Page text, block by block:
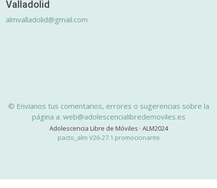
Valladolid
almvalladolid@gmail.com
© Envíanos tus comentarios, errores o sugerencias sobre la
página a: web@adolescencialibredemoviles.es
Adolescencia Libre de Móviles · ALM2024
pacto_alm V26-27.1 promocionante